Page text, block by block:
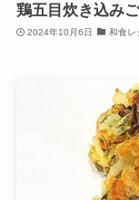
鶏五目炊き込み
2024年10月6日 和食レ